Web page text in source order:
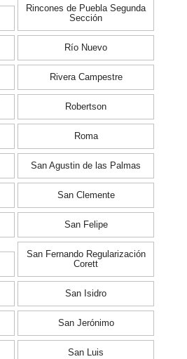
Rincones de Puebla Segunda
Sección
Río Nuevo
Rivera Campestre
Robertson
Roma
San Agustin de las Palmas
San Clemente
San Felipe
San Fernando Regularización
Corett
San Isidro
San Jerónimo
San Luis